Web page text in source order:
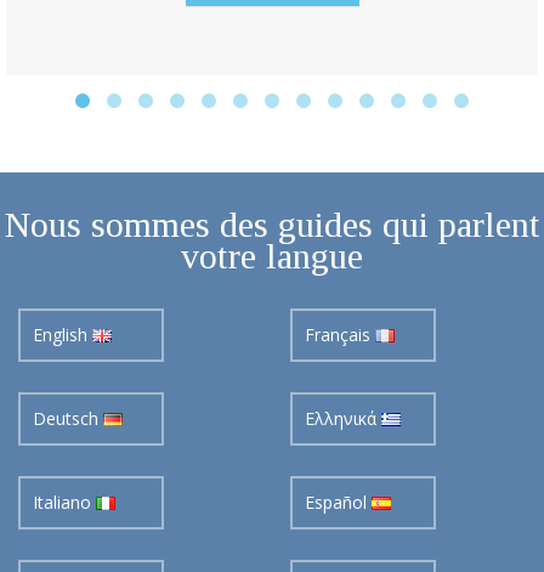
Nous sommes des guides qui parlent
votre langue
English Français
Deutsch Ελληνικά
Italiano Español